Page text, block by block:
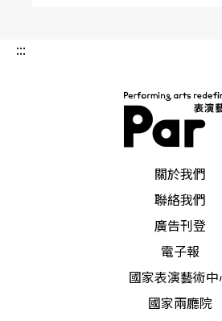
:::
關於我們
聯絡我們
廣告刊登
電子報
國家表演藝術
國家兩廳院